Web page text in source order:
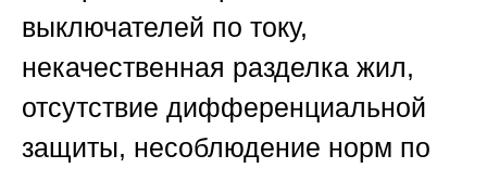
выключателей по току,
некачественная разделка жил,
отсутствие дифференциальной
защиты, несоблюдение норм по